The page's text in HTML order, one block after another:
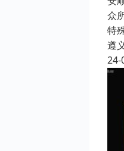
众
特
遵
24-